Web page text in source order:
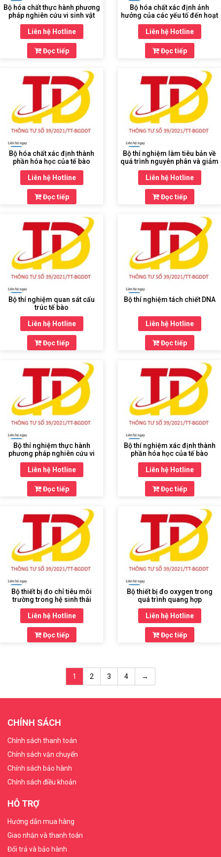
Bộ hóa chất thực hành phương
pháp nghiên cứu vi sinh vật
Liên hệ Hotline
Đọc tiếp
Bộ hóa chất xác định ảnh
hưởng của các yếu tố đến hoạt
tính enzyme
Liên hệ Hotline
Đọc tiếp
Bộ hóa chất xác định thành
phần hóa học của tế bào
Liên hệ Hotline
Đọc tiếp
Bộ thí nghiệm làm tiêu bản về
quá trình nguyên phân và giảm
phân
Liên hệ Hotline
Đọc tiếp
Bộ thí nghiệm quan sát cấu
trúc tế bào
Liên hệ Hotline
Đọc tiếp
Bộ thí nghiệm tách chiết DNA
Liên hệ Hotline
Đọc tiếp
Bộ thí nghiệm thực hành
phương pháp nghiên cứu vi
sinh vật và sản phẩm ứng
dụng
Liên hệ Hotline
Đọc tiếp
Bộ thí nghiệm xác định thành
phần hóa học của tế bào
Liên hệ Hotline
Đọc tiếp
Bộ thiết bị đo chỉ tiêu môi
trường trong hệ sinh thái
Liên hệ Hotline
Đọc tiếp
Bộ thiết bị đo oxygen trong
quá trình quang hợp
Liên hệ Hotline
Đọc tiếp
1 2 3 4 →
CHÍNH SÁCH
Chính sách thanh toán
Chính sách vận chuyển
Chính sách bảo hành
Chính sách điều khoản
HỖ TRỢ
Hướng dẫn mua hàng
Giao nhận và thanh toán
Đổi trả và bảo hành